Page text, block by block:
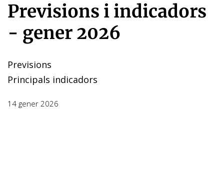
Previsions i indicadors
- gener 2026
Previsions
Principals indicadors
14 gener 2026